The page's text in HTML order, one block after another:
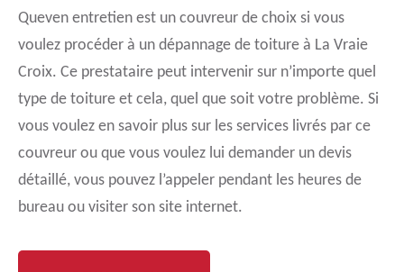
Queven entretien est un couvreur de choix si vous
voulez procéder à un dépannage de toiture à La Vraie
Croix. Ce prestataire peut intervenir sur n’importe quel
type de toiture et cela, quel que soit votre problème. Si
vous voulez en savoir plus sur les services livrés par ce
couvreur ou que vous voulez lui demander un devis
détaillé, vous pouvez l’appeler pendant les heures de
bureau ou visiter son site internet.